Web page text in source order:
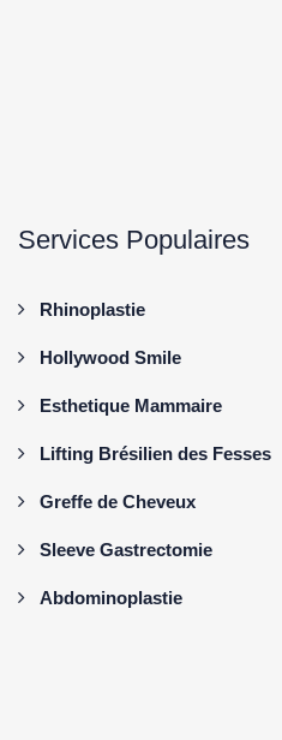
Services Populaires
Rhinoplastie
Hollywood Smile
Esthetique Mammaire
Lifting Brésilien des Fesses
Greffe de Cheveux
Sleeve Gastrectomie
Abdominoplastie